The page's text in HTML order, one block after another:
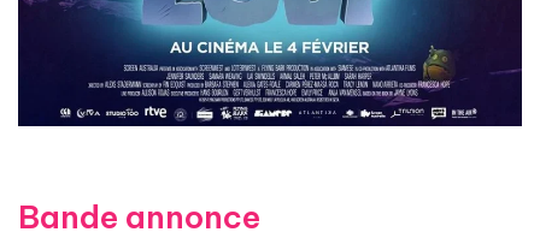
Bande annonce